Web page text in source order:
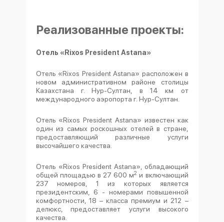
Реализованные проекты:
Отель «Rixos President Astana»
Отель «Rixos President Astana» расположен в
новом административном районе столицы
Казахстана г. Нур-Султан, в 14 км от
международного аэропорта г. Нур-Султан.
Отель «Rixos President Astana» известен как
один из самых роскошных отелей в стране,
предоставляющий различные услуги
высочайшего качества.
Отель «Rixos President Astana», обладающий
общей площадью в 27 600 м2 и включающий
237 номеров, 1 из которых является
президентским, 6 - номерами повышенной
комфортности, 18 – класса премиум и 212 –
делюкс, предоставляет услуги высокого
качества.